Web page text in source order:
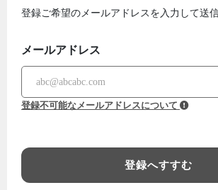
登録ご希望のメールアドレスを入力して送
メールアドレス
登録不可能なメールアドレスについて
登録へすすむ